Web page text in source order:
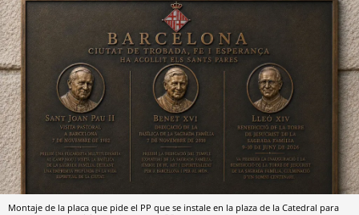
Montaje de la placa que pide el PP que se instale en la plaza de la Catedral para